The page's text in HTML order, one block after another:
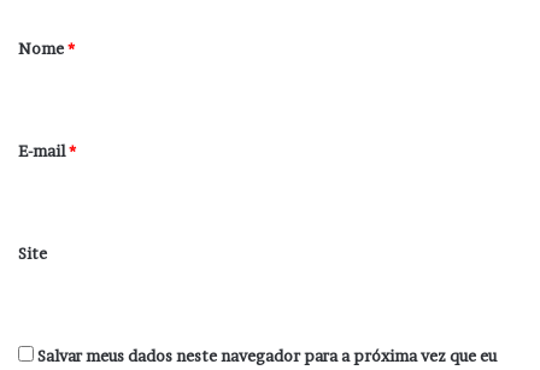
r
*
Nome*
E-mail*
Site
Salvar meus dados neste navegador para a próxima vez que eu